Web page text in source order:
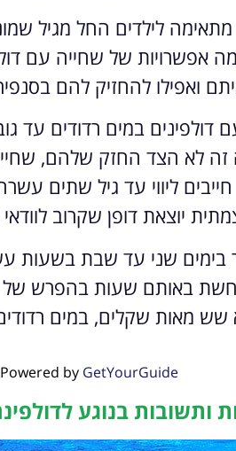
מתאימה לילדים החל מגיל
של שחייה עם
ואפילו להחזיק להם
במים רדודים עד
זה לא הצד החזק שלהם,
ליווי עד גיל שתים
יוצאת דופן שקרוב
בימים שני עד שבת בשעות
באותם שעות בהפרש
שש מאות שקלים, במים
Powered by GetYourGuide
ותשובות בנוגע